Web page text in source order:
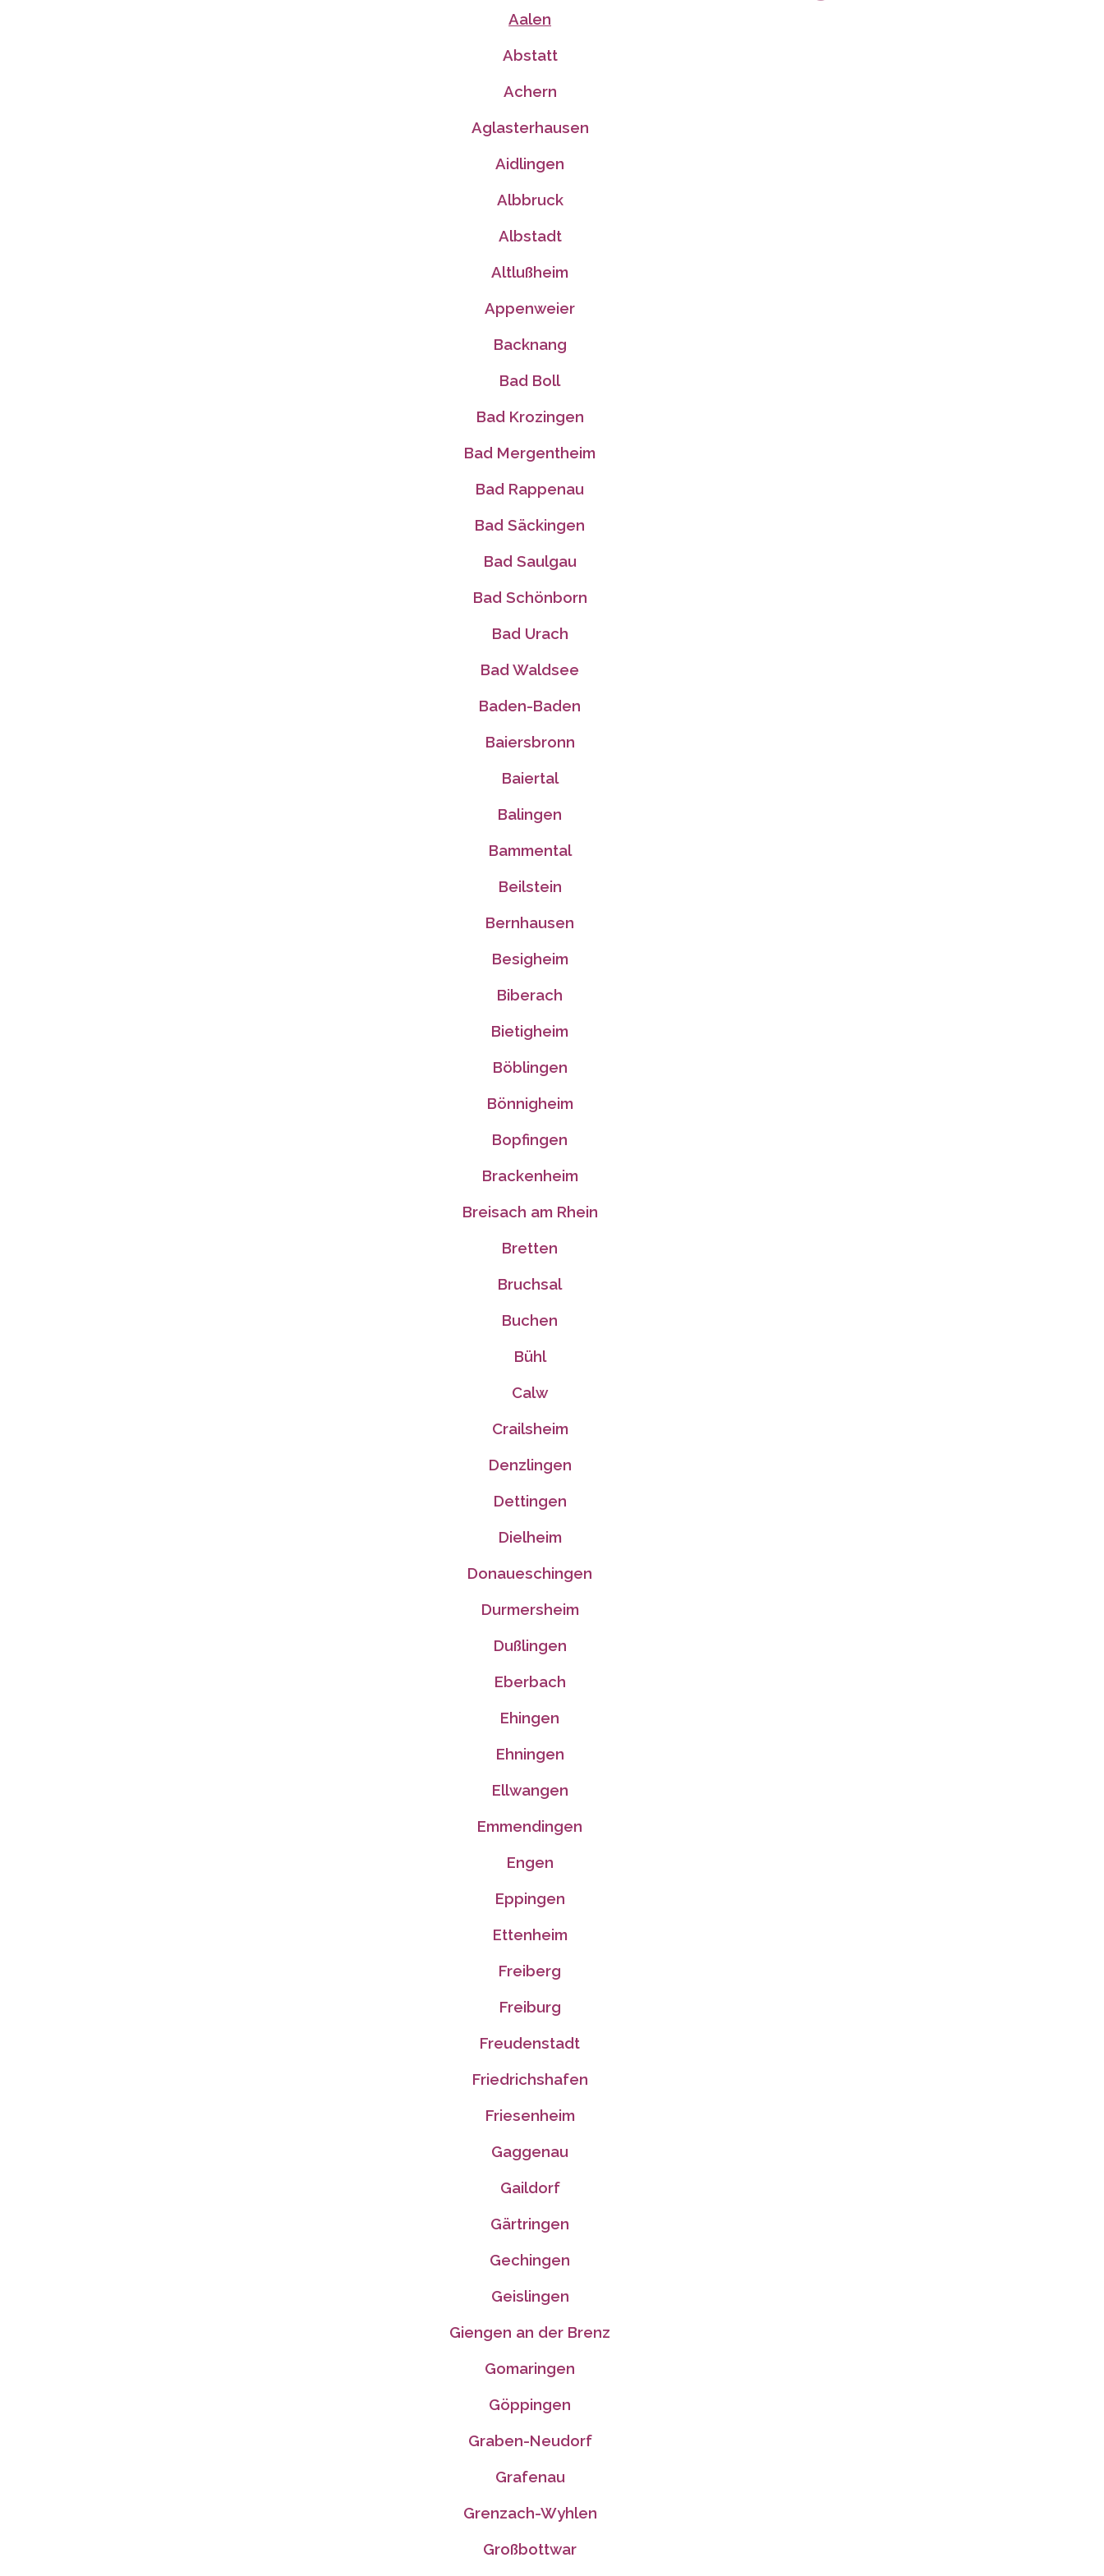
Aalen
Abstatt
Achern
Aglasterhausen
Aidlingen
Albbruck
Albstadt
Altlußheim
Appenweier
Backnang
Bad Boll
Bad Krozingen
Bad Mergentheim
Bad Rappenau
Bad Säckingen
Bad Saulgau
Bad Schönborn
Bad Urach
Bad Waldsee
Baden-Baden
Baiersbronn
Baiertal
Balingen
Bammental
Beilstein
Bernhausen
Besigheim
Biberach
Bietigheim
Böblingen
Bönnigheim
Bopfingen
Brackenheim
Breisach am Rhein
Bretten
Bruchsal
Buchen
Bühl
Calw
Crailsheim
Denzlingen
Dettingen
Dielheim
Donaueschingen
Durmersheim
Dußlingen
Eberbach
Ehingen
Ehningen
Ellwangen
Emmendingen
Engen
Eppingen
Ettenheim
Freiberg
Freiburg
Freudenstadt
Friedrichshafen
Friesenheim
Gaggenau
Gaildorf
Gärtringen
Gechingen
Geislingen
Giengen an der Brenz
Gomaringen
Göppingen
Graben-Neudorf
Grafenau
Grenzach-Wyhlen
Großbottwar